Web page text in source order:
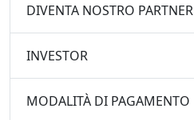
DIVENTA NOSTRO PARTNER
INVESTOR
MODALITÀ DI PAGAMENTO